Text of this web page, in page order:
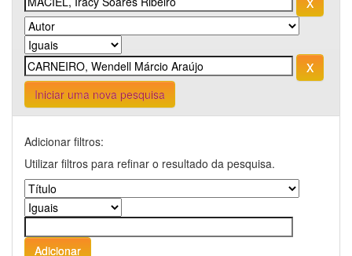
Iniciar uma nova pesquisa
Adicionar filtros:
Utilizar filtros para refinar o resultado da pesquisa.